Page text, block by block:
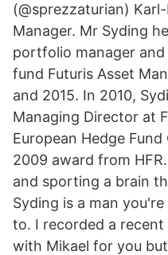
(@sprezzaturian)
Manager. Mr Syding
portfolio manager
fund Futuris Asset
and 2015. In 2010,
Managing Director at
European Hedge
2009 award from
and sporting a brain
Syding is a man
to. I recorded a
with Mikael for you